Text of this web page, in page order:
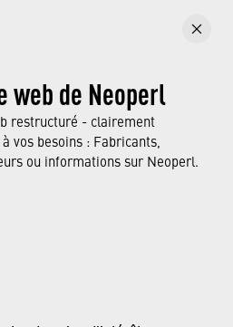
web de Neoperl
restructuré - clairement
vos besoins : Fabricants,
ou informations sur Neoperl.